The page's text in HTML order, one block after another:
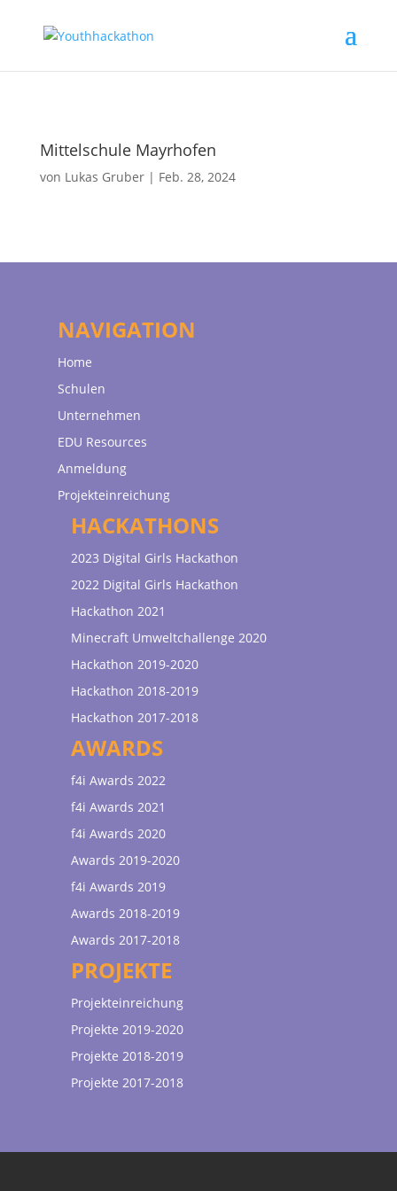
Mittelschule Mayrhofen
von Lukas Gruber| Feb. 28, 2024
NAVIGATION
Home
Schulen
Unternehmen
EDU Resources
Anmeldung
Projekteinreichung
HACKATHONS
2023 Digital Girls Hackathon
2022 Digital Girls Hackathon
Hackathon 2021
Minecraft Umweltchallenge 2020
Hackathon 2019-2020
Hackathon 2018-2019
Hackathon 2017-2018
AWARDS
f4i Awards 2022
f4i Awards 2021
f4i Awards 2020
Awards 2019-2020
f4i Awards 2019
Awards 2018-2019
Awards 2017-2018
PROJEKTE
Projekteinreichung
Projekte 2019-2020
Projekte 2018-2019
Projekte 2017-2018